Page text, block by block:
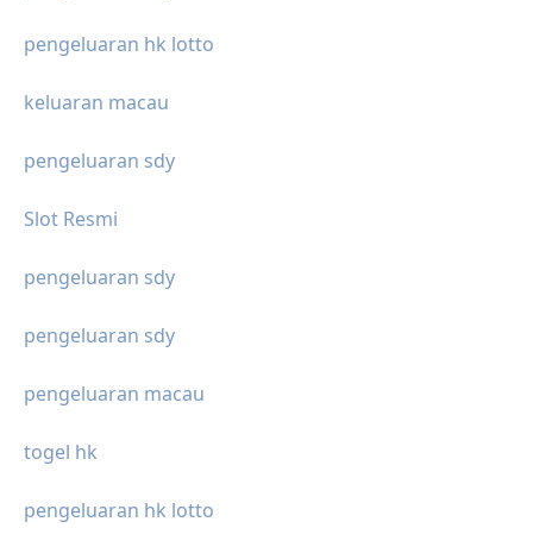
pengeluaran hk lotto
keluaran macau
pengeluaran sdy
Slot Resmi
pengeluaran sdy
pengeluaran sdy
pengeluaran macau
togel hk
pengeluaran hk lotto